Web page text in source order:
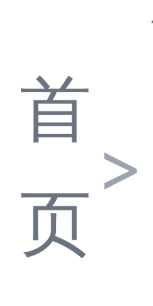
首
页
>